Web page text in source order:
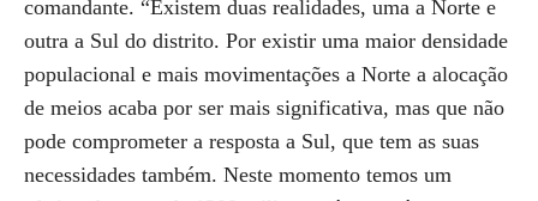
comandante. “Existem duas realidades, uma a Norte e
outra a Sul do distrito. Por existir uma maior densidade
populacional e mais movimentações a Norte a alocação
de meios acaba por ser mais significativa, mas que não
pode comprometer a resposta a Sul, que tem as suas
necessidades também. Neste momento temos um